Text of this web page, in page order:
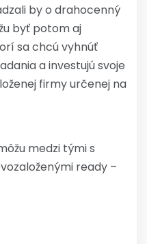
by o drahocenný
byť potom aj
sa chcú vyhnúť
a investujú svoje
firmy určenej na
medzi tými s
ready –